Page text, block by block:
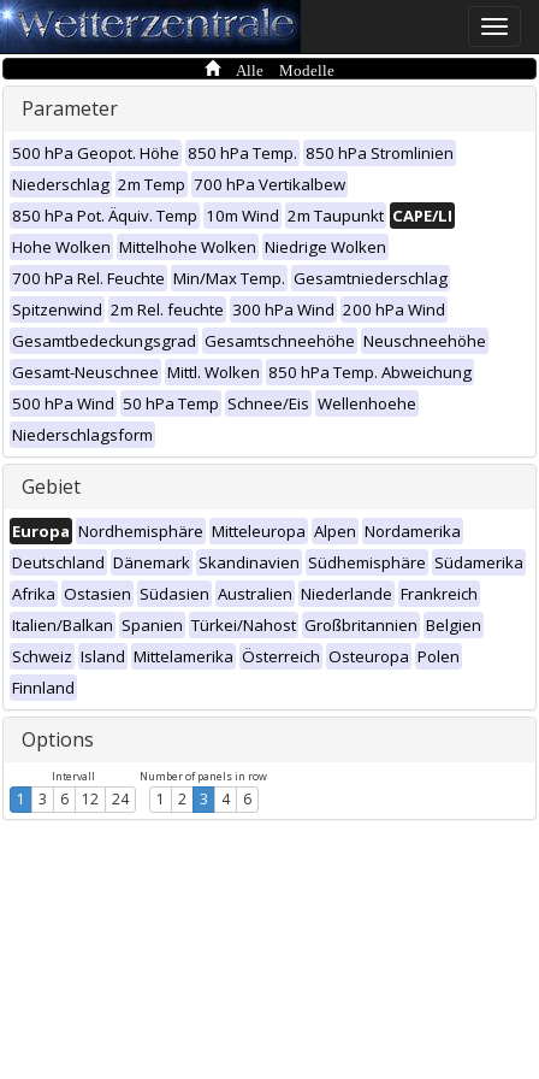
Toggle
Alle Modelle
Parameter
500 hPa Geopot. Höhe 850 hPa Temp. 850 hPa Stromlinien
Niederschlag 2m Temp 700 hPa Vertikalbew
850 hPa Pot. Äquiv. Temp 10m Wind 2m Taupunkt CAPE/LI
Hohe Wolken Mittelhohe Wolken Niedrige Wolken
700 hPa Rel. Feuchte Min/Max Temp. Gesamtniederschlag
Spitzenwind 2m Rel. feuchte 300 hPa Wind 200 hPa Wind
Gesamtbedeckungsgrad Gesamtschneehöhe Neuschneehöhe
Gesamt-Neuschnee Mittl. Wolken 850 hPa Temp. Abweichung
500 hPa Wind 50 hPa Temp Schnee/Eis Wellenhoehe
Niederschlagsform
Gebiet
Europa Nordhemisphäre Mitteleuropa Alpen Nordamerika
Deutschland Dänemark Skandinavien Südhemisphäre Südamerika
Afrika Ostasien Südasien Australien Niederlande Frankreich
Italien/Balkan Spanien Türkei/Nahost Großbritannien Belgien
Schweiz Island Mittelamerika Österreich Osteuropa Polen
Finnland
Options
Intervall
1 3 6 12 24
Number of panels in row
1 2 3 4 6